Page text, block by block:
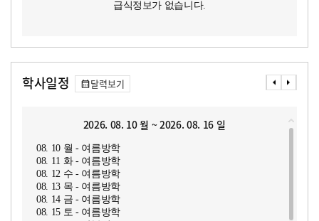
급식정보가 없습니다.
학사일정 달력보기
2026. 08. 10 월 ~ 2026. 08. 16 일
08. 10 월 - 여름방학
08. 11 화 - 여름방학
08. 12 수 - 여름방학
08. 13 목 - 여름방학
08. 14 금 - 여름방학
08. 15 토 - 여름방학